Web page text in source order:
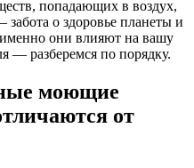
попадающих в воздух,
о здоровье планеты и
они влияют на вашу
— разберемся по порядку.
моющие
от